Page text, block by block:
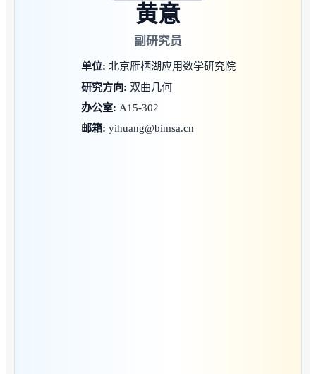
黄意
副研究员
单位: 北京雁栖湖应用数学研究院
研究方向: 双曲几何
办公室: A15-302
邮箱: yihuang@bimsa.cn